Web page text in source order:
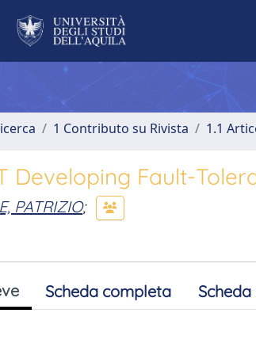
1 Contributo su Rivista 1.1
Developing Fault-
PATRIZIO;
Scheda completa